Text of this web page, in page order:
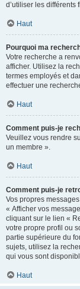
d’utiliser les
Haut
Pourquoi ma
Votre recherche a
afficher. Utilisez la
termes employés et
effectuer une
Haut
Comment puis-je
Veuillez vous rendre
un membre ».
Haut
Comment puis-je
Vos propres
« Afficher vos
cliquant sur le lien «
votre propre profil ou
partie supérieure du
sujets, utilisez la
qui vous sont
Haut